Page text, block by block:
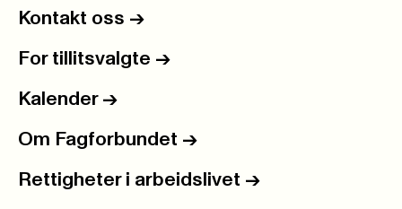
Kontakt oss ->
For tillitsvalgte ->
Kalender ->
Om Fagforbundet ->
Rettigheter i arbeidslivet ->